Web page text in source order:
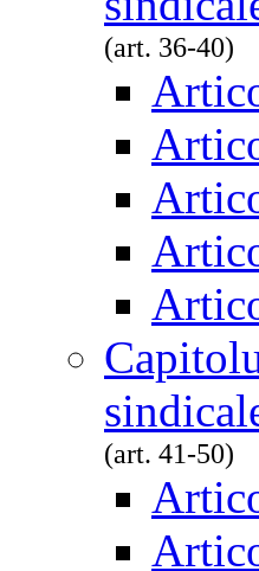
(art. 36-40)
(art. 41-50)